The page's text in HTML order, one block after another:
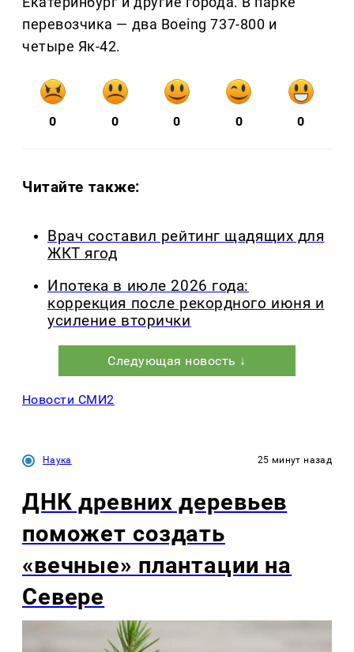
перевозчика — два Boeing 737-800 и
четыре Як-42.
0 0 0 0 0
Читайте также:
Врач составил рейтинг щадящих для
ЖКТ ягод
Ипотека в июле 2026 года:
коррекция после рекордного июня и
усиление вторички
Следующая новость ↓
Новости СМИ2
Наука 25 минут назад
ДНК древних деревьев
поможет создать
«вечные» плантации на
Севере